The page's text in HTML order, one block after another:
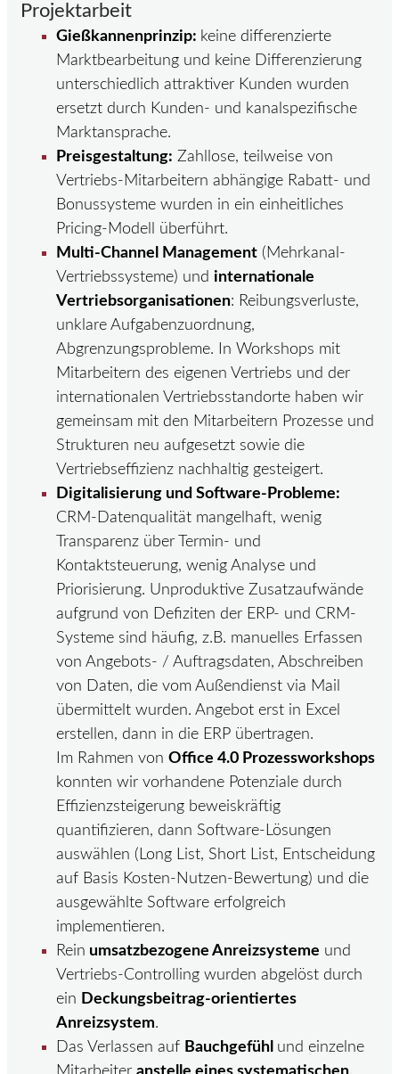
Projektarbeit
Gießkannenprinzip: keine differenzierte
Marktbearbeitung und keine Differenzierung
unterschiedlich attraktiver Kunden wurden
ersetzt durch Kunden- und kanalspezifische
Marktansprache.
Preisgestaltung: Zahllose, teilweise von
Vertriebs-Mitarbeitern abhängige Rabatt- und
Bonussysteme wurden in ein einheitliches
Pricing-Modell überführt.
Multi-Channel Management (Mehrkanal-
Vertriebssysteme) und internationale
Vertriebsorganisationen: Reibungsverluste,
unklare Aufgabenzuordnung,
Abgrenzungsprobleme. In Workshops mit
Mitarbeitern des eigenen Vertriebs und der
internationalen Vertriebsstandorte haben wir
gemeinsam mit den Mitarbeitern Prozesse und
Strukturen neu aufgesetzt sowie die
Vertriebseffizienz nachhaltig gesteigert.
Digitalisierung und Software-Probleme:
CRM-Datenqualität mangelhaft, wenig
Transparenz über Termin- und
Kontaktsteuerung, wenig Analyse und
Priorisierung. Unproduktive Zusatzaufwände
aufgrund von Defiziten der ERP- und CRM-
Systeme sind häufig, z.B. manuelles Erfassen
von Angebots- / Auftragsdaten, Abschreiben
von Daten, die vom Außendienst via Mail
übermittelt wurden. Angebot erst in Excel
erstellen, dann in die ERP übertragen.
Im Rahmen von Office 4.0 Prozessworkshops
konnten wir vorhandene Potenziale durch
Effizienzsteigerung beweiskräftig
quantifizieren, dann Software-Lösungen
auswählen (Long List, Short List, Entscheidung
auf Basis Kosten-Nutzen-Bewertung) und die
ausgewählte Software erfolgreich
implementieren.
Rein umsatzbezogene Anreizsysteme und
Vertriebs-Controlling wurden abgelöst durch
ein Deckungsbeitrag-orientiertes
Anreizsystem.
Das Verlassen auf Bauchgefühl und einzelne